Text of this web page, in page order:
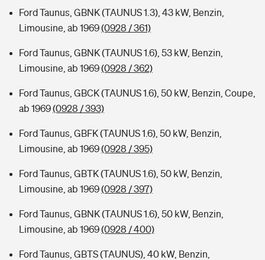
Ford Taunus, GBNK (TAUNUS 1.3), 43 kW, Benzin,
Limousine, ab 1969(0928 / 361)
Ford Taunus, GBNK (TAUNUS 1.6), 53 kW, Benzin,
Limousine, ab 1969(0928 / 362)
Ford Taunus, GBCK (TAUNUS 1.6), 50 kW, Benzin, Coupe,
ab 1969(0928 / 393)
Ford Taunus, GBFK (TAUNUS 1.6), 50 kW, Benzin,
Limousine, ab 1969(0928 / 395)
Ford Taunus, GBTK (TAUNUS 1.6), 50 kW, Benzin,
Limousine, ab 1969(0928 / 397)
Ford Taunus, GBNK (TAUNUS 1.6), 50 kW, Benzin,
Limousine, ab 1969(0928 / 400)
Ford Taunus, GBTS (TAUNUS), 40 kW, Benzin,